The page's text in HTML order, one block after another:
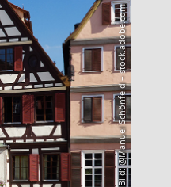
Bild: @Manuel Schönfeld – stock.adobe.com